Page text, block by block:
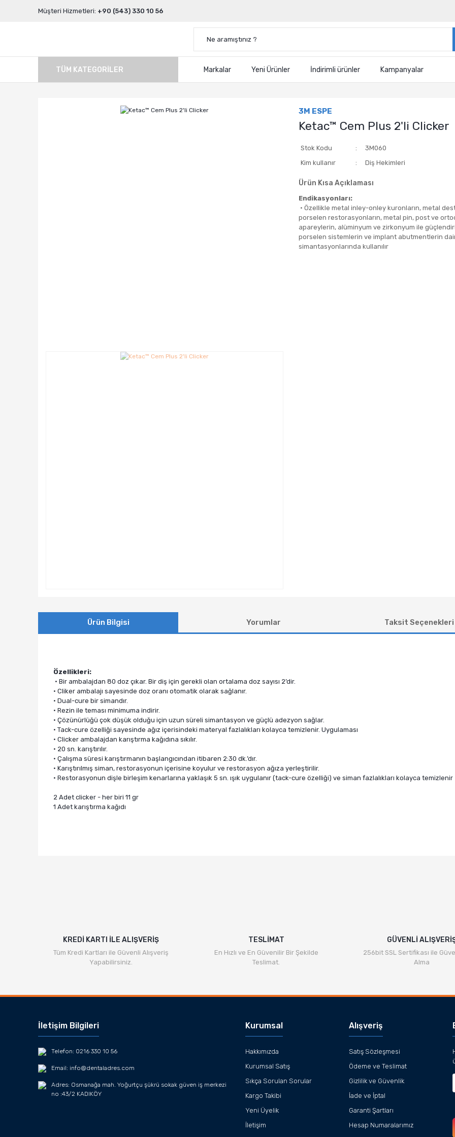
Müşteri Hizmetleri: +90 (543) 330 10 56
TÜM KATEGORILER Markalar Yeni Ürünler İndirimli ürünler Kampanyalar
3M ESPE
Ketac™ Cem Plus 2'li Clicker
Stok Kodu
3M060
Kim kullanır
Diş Hekimleri
Ürün Kısa Açıklaması
Endikasyonları:
• Özellikle metal inley-onley kuronların, metal
porselen restorasyonların, metal pin, post ve
apareylerin, alüminyum ve zirkonyum ile
porselen sistemlerin ve implant abutmentlerin
simantasyonlarında kullanılır
Ürün Bilgisi Yorumlar Taksit Seçenekleri
Özellikleri:
• Bir ambalajdan 80 doz çıkar. Bir diş için gerekli olan ortalama doz sayısı 2’dir.
• Cliker ambalajı sayesinde doz oranı otomatik olarak sağlanır.
• Dual-cure bir simandır.
• Rezin ile teması minimuma indirir.
• Çözünürlüğü çok düşük olduğu için uzun süreli simantasyon ve güçlü adezyon sağlar.
• Tack-cure özelliği sayesinde ağız içerisindeki materyal fazlalıkları kolayca temizlenir. Uygulaması
• Clicker ambalajdan karıştırma kağıdına sıkılır.
• 20 sn. karıştırılır.
• Çalışma süresi karıştırmanın başlangıcından itibaren 2:30 dk.’dır.
• Karıştırılmış siman, restorasyonun içerisine koyulur ve restorasyon ağıza yerleştirilir.
• Restorasyonun dişle birleşim kenarlarına yaklaşık 5 sn. ışık uygulanır (tack-cure özelliği) ve siman fazlalıkları kolayca temizlenir
2 Adet clicker - her biri 11 gr
1 Adet karıştırma kağıdı
Bu ürüne benzer farklı alternatifler olmalı.
KREDİ KARTI İLE ALIŞVERİŞ
Tüm Kredi Kartları ile Güvenli Alışveriş
Yapabilirsiniz.
TESLİMAT
En Hızlı ve En Güvenilir Bir Şekilde
Teslimat.
GÜVENLİ
256bit SSL Sertifikası ile
Alma
İletişim Bilgileri
Telefon: 0216 330 10 56
Email: info@dentaladres.com
Adres: Osmanağa mah. Yoğurtçu şükrü sokak güven iş merkezi
no :43/2 KADIKÖY
Kurumsal
Hakkımızda
Kurumsal Satış
Sıkça Sorulan Sorular
Kargo Takibi
Yeni Üyelik
İletişim
Alışveriş
Satış Sözleşmesi
Ödeme ve Teslimat
Gizlilik ve Güvenlik
İade ve İptal
Garanti Şartları
Hesap Numaralarımız